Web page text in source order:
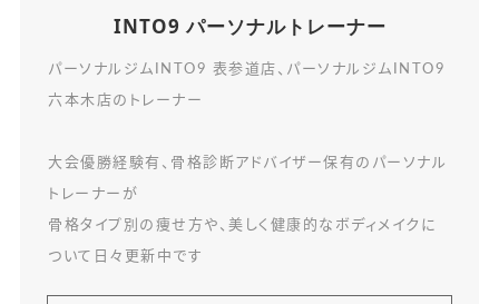
INTO9 パーソナルトレーナー
パーソナルジムINTO9 表参道店、パーソナルジムINTO9
六本木店のトレーナー
大会優勝経験有、骨格診断アドバイザー保有のパーソナル
トレーナーが
骨格タイプ別の痩せ方や、美しく健康的なボディメイクに
ついて日々更新中です